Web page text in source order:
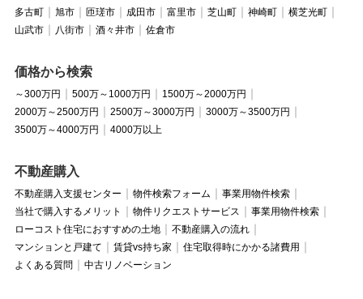
多古町 旭市 匝瑳市 成田市 富里市 芝山町 神崎町
横芝光町
山武市
八街市 酒々井市 佐倉市
価格から検索
～300万円 500万～1000万円
1500万～2000万円
2000万～2500万円
2500万～3000万円
3000万～3500万円
3500万～4000万円
4000万以上
不動産購入
不動産購入支援センター 物件検索フォーム
事業用物件検索
当社で購入するメリット
物件リクエストサービス
事業用物件検索
ローコスト住宅におすすめの土地
不動産購入の流れ
マンションと戸建て
賃貸vs持ち家
住宅取得時にかかる諸費用
よくある質問
中古リノベーション